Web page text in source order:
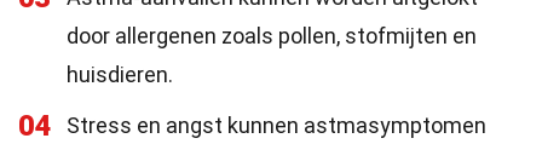
door allergenen zoals pollen, stofmijten en
huisdieren.
04
Stress en angst kunnen astmasymptomen